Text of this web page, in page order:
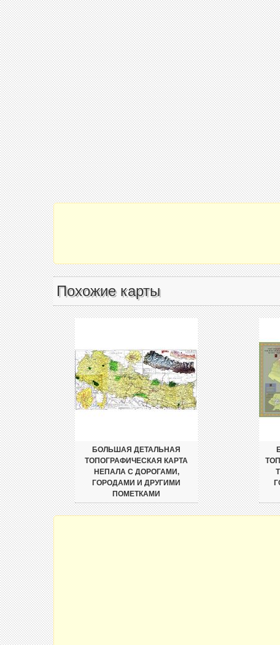
Похожие карты
БОЛЬШАЯ ДЕТАЛЬНАЯ
ТОПОГРАФИЧЕСКАЯ КАРТА
НЕПАЛА С ДОРОГАМИ,
ГОРОДАМИ И ДРУГИМИ
ПОМЕТКАМИ